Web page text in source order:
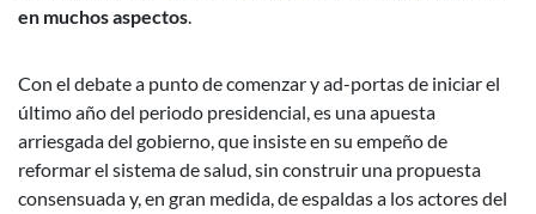
en muchos aspectos.
Con el debate a punto de comenzar y ad-portas de iniciar el
último año del periodo presidencial, es una apuesta
arriesgada del gobierno, que insiste en su empeño de
reformar el sistema de salud, sin construir una propuesta
consensuada y, en gran medida, de espaldas a los actores del